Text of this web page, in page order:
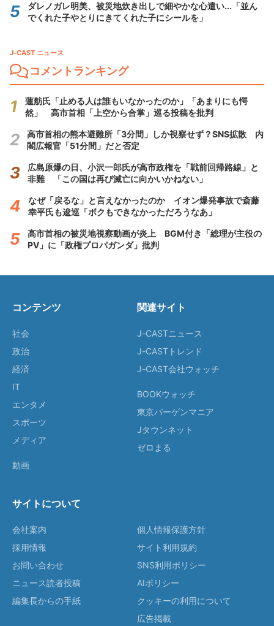
ダレノガレ明美、被災地炊き出しで細やかな心遣い...「並ん
でくれた子やとりにきてくれた子にシールを」
J-CAST ニュース
コメントランキング
蓮舫氏「止める人は誰もいなかったのか」「あまりにも愕
然」 高市首相「上空から合掌」巡る投稿を批判
高市首相の熊本避難所「3分間」しか視察せず？SNS拡散 内
閣広報官「51分間」だと否定
広島原爆の日、小沢一郎氏が高市政権を「戦前回帰路線」と
非難 「この国は再び滅亡に向かいかねない」
なぜ「戻るな」と言えなかったのか イオン爆発事故で斎藤
幸平氏も逡巡「ボクもできなかっただろうなあ」
高市首相の被災地視察動画が炎上 BGM付き「総理が主役の
PV」に「政権プロパガンダ」批判
コンテンツ
社会
政治
経済
IT
エンタメ
スポーツ
メディア
動画
関連サイト
J-CASTニュース
J-CASTトレンド
J-CAST会社ウォッチ
BOOKウォッチ
東京バーゲンマニア
Jタウンネット
ゼロまる
サイトについて
会社案内
採用情報
お問い合わせ
ニュース読者投稿
編集長からの手紙
個人情報保護方針
サイト利用規約
SNS利用ポリシー
AIポリシー
クッキーの利用について
広告掲載